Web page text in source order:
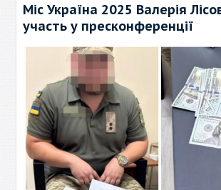
Міс Україна 2025 Валерія
участь у пресконференції